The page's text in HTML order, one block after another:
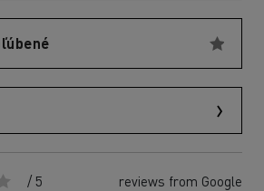
/ 5 reviews from Google